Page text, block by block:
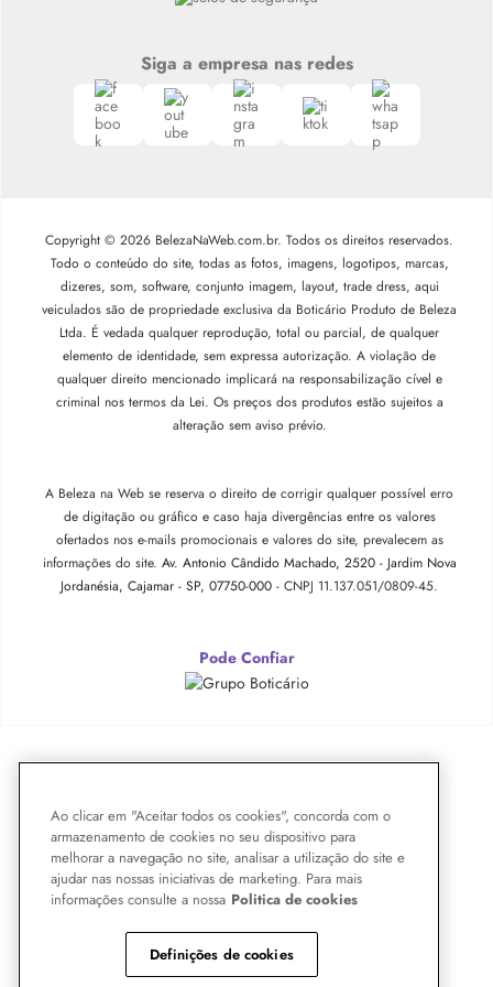
Siga a empresa nas redes
Copyright © 2026 BelezaNaWeb.com.br. Todos os direitos reservados.
Todo o conteúdo do site, todas as fotos, imagens, logotipos, marcas,
dizeres, som, software, conjunto imagem, layout, trade dress, aqui
veiculados são de propriedade exclusiva da Boticário Produto de Beleza
Ltda. É vedada qualquer reprodução, total ou parcial, de qualquer
elemento de identidade, sem expressa autorização. A violação de
qualquer direito mencionado implicará na responsabilização cível e
criminal nos termos da Lei. Os preços dos produtos estão sujeitos a
alteração sem aviso prévio.
A Beleza na Web se reserva o direito de corrigir qualquer possível erro
de digitação ou gráfico e caso haja divergências entre os valores
ofertados nos e-mails promocionais e valores do site, prevalecem as
informações do site. Av. Antonio Cândido Machado, 2520 - Jardim Nova
Jordanésia, Cajamar - SP, 07750-000 - CNPJ 11.137.051/0809-45.
Pode Confiar
Ao clicar em "Aceitar todos os cookies", concorda com o
armazenamento de cookies no seu dispositivo para
melhorar a navegação no site, analisar a utilização do site e
ajudar nas nossas iniciativas de marketing. Para mais
informações consulte a nossa Politica de cookies
Definições de cookies